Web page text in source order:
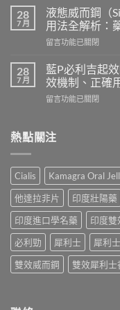
時
間
和
效
持
續
間？
解
服
用
到
藥
效
消
的
全
利
勁
效
果
者
使
用
心
享：
槍
俠」
到
重
拾
性
的
真
28
7 月
液態威而鋼（
用法全解析：
在
態
威
而
鋼
地
起
效
時
間
與
正
用
法
留言功能已關閉
28
7 月
藍P必利吉起
效機制、正確
在
必
利
起
效
時
間
全
解
析：
西
地
那
留言功能已關閉
熱點關注
Cialis Kamagra Oral
他達拉非片
印度壯陽藥
印度進口學名藥
印度雙
必利勁
犀利士 犀利
雙效威而鋼
雙效犀利士